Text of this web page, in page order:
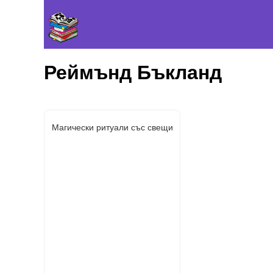
Реймънд Бъкланд
Магически ритуали със свещи